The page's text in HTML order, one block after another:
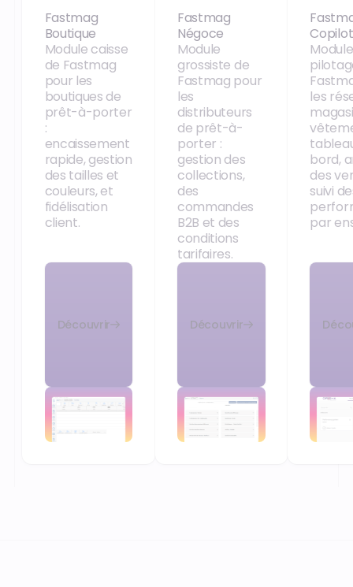
Fastmag
Boutique
Fastmag Boutique
Module caisse
de Fastmag
pour les
boutiques de
prêt-à-porter
:
encaissement
rapide, gestion
des tailles et
couleurs, et
fidélisation
client.
Découvrir
Fastmag
Négoce
Fastmag Négoce
Module
grossiste de
Fastmag pour
les
distributeurs
de prêt-à-
porter :
gestion des
collections,
des
commandes
B2B et des
conditions
tarifaires.
Découvrir
Copilot
les
bord,
des
suivi
par